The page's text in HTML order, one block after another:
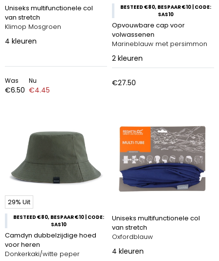
Uniseks multifunctionele col
van stretch
Klimop Mosgroen
4 kleuren
Was
€6.50
Nu
€4.45
BESTEED €80, BESPAAR €10 | CODE:
SAS10
Opvouwbare cap voor
volwassenen
Marineblauw met persimmon
2 kleuren
€27.50
29% Uit
BESTEED €80, BESPAAR €10 | CODE:
SAS10
Camdyn dubbelzijdige hoed
voor heren
Donkerkaki/witte peper
Uniseks multifunctionele col
van stretch
Oxfordblauw
4 kleuren